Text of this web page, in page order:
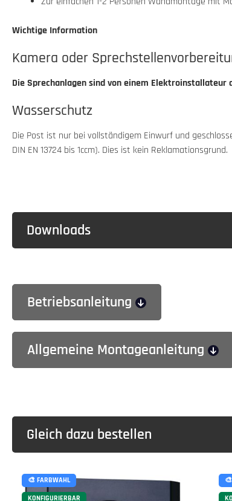
Wichtige Information
Kamera oder
Die Sprechanlagen sind von einem
Wasserschutz
Die Post ist nur bei vollständigem Einwurf und
DIN EN 13724 bis 1ccm). Dies ist kein Reklamationsgrund.
Downloads
Betriebsanleitung
Allgemeine Montageanleitung
Gleich dazu bestellen
🎨 FARBWAHL
KONFIGURIERBAR